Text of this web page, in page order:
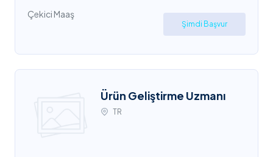
Çekici Maaş
Şimdi Başvur
Ürün Geliştirme Uzmanı
TR